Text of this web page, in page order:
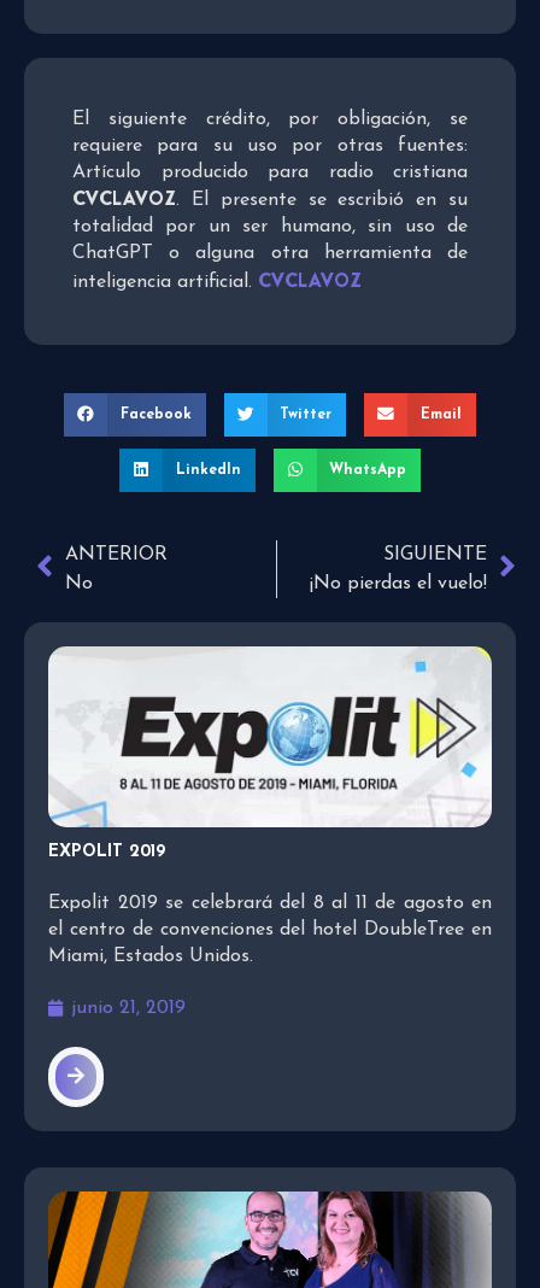
El siguiente crédito, por obligación, se
requiere para su uso por otras fuentes:
Artículo producido para radio cristiana
CVCLAVOZ. El presente se escribió en su
totalidad por un ser humano, sin uso de
ChatGPT o alguna otra herramienta de
inteligencia artificial. CVCLAVOZ
Facebook Twitter Email
LinkedIn WhatsApp
ANTERIOR
No
SIGUIENTE
¡No pierdas el vuelo!
EXPOLIT 2019
Expolit 2019 se celebrará del 8 al 11 de agosto en
el centro de convenciones del hotel DoubleTree en
Miami, Estados Unidos.
junio 21, 2019